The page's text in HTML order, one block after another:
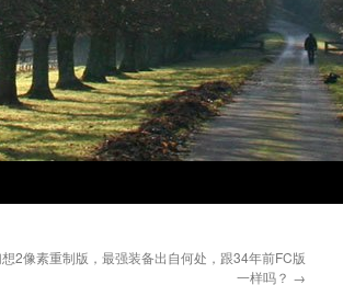
2像素重制版，最强装备出自何处，跟34年前FC版
一样吗？ →